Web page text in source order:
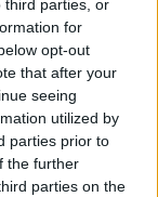
third parties, or
for
opt-out
that after your
seeing
utilized by
parties prior to
the further
parties on the